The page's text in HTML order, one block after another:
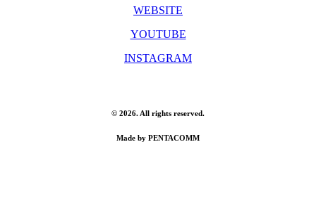
WEBSITE
YOUTUBE
INSTAGRAM
© 2026. All rights reserved.
Made by PENTACOMM